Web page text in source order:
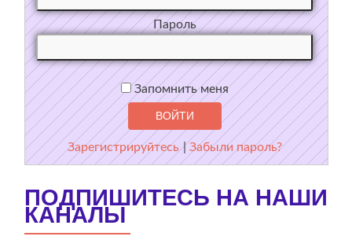
Пароль
Запомнить меня
Зарегистрируйтесь |Забыли пароль?
ПОДПИШИТЕСЬ НА НАШИ
КАНАЛЫ